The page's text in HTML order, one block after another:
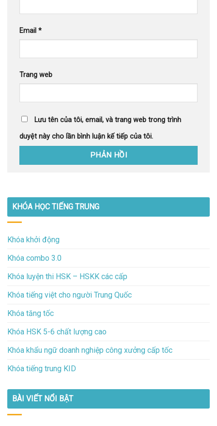
Email *
Trang web
Lưu tên của tôi, email, và trang web trong trình
duyệt này cho lần bình luận kế tiếp của tôi.
KHÓA HỌC TIẾNG TRUNG
Khóa khởi động
Khóa combo 3.0
Khóa luyện thi HSK – HSKK các cấp
Khóa tiếng việt cho người Trung Quốc
Khóa tăng tốc
Khóa HSK 5-6 chất lượng cao
Khóa khẩu ngữ doanh nghiệp công xưởng cấp tốc
Khóa tiếng trung KID
BÀI VIẾT NỔI BẬT